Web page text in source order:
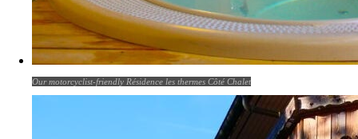
Our motorcyclist-friendly Résidence les thermes Côté Chalet